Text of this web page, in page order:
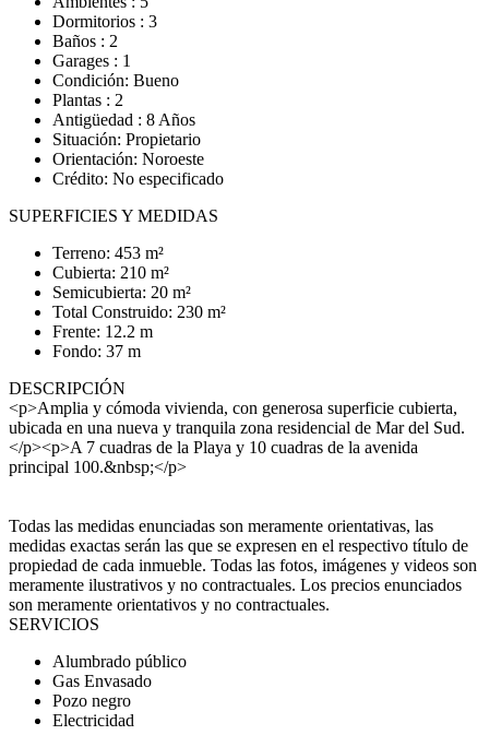
Dormitorios : 3
Baños : 2
Garages : 1
Condición: Bueno
Plantas : 2
Antigüedad : 8 Años
Situación: Propietario
Orientación: Noroeste
Crédito: No especificado
SUPERFICIES Y MEDIDAS
Terreno: 453 m²
Cubierta: 210 m²
Semicubierta: 20 m²
Total Construido: 230 m²
Frente: 12.2 m
Fondo: 37 m
DESCRIPCIÓN
<p>Amplia y cómoda vivienda, con generosa superficie cubierta,
ubicada en una nueva y tranquila zona residencial de Mar del Sud.
</p><p>A 7 cuadras de la Playa y 10 cuadras de la avenida
principal 100.&nbsp;</p>
Todas las medidas enunciadas son meramente orientativas, las
medidas exactas serán las que se expresen en el respectivo título de
propiedad de cada inmueble. Todas las fotos, imágenes y videos son
meramente ilustrativos y no contractuales. Los precios enunciados
son meramente orientativos y no contractuales.
SERVICIOS
Alumbrado público
Gas Envasado
Pozo negro
Electricidad